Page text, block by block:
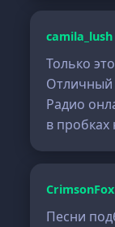
camila_lush
Только
Отличный
Радио
в пробках
Песни